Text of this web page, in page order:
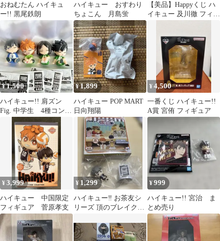
おねむたん ハイキュ
ー!! 黒尾鉄朗
ハイキュー おすわり
ちょこん 月島蛍
【美品】Happyくじ ハ
イキュー 及川徹 フィギ
¥1,500
ハイキュー!! 肩ズン
Fig. 中学生 4種コンプ
¥1,899
ハイキュー POP MART
日向翔陽
¥4,500
一番くじ ハイキュー!!
A賞 宮侑 フィギュア
¥3,999
ハイキュー 中国限定
フィギュア 菅原孝支
¥ 1,299
ハイキュー‼︎ お茶友シ
リーズ 頂のブレイクタ
¥999
ハイキュー!! 宮治 ま
とめ売り